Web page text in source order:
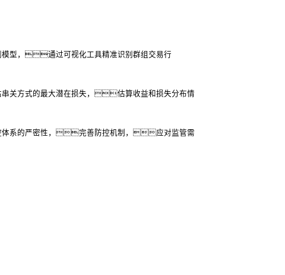
模型，通过可视化工具精准识别群组交易行
关方式的最大潜在损失，估算收益和损失分布情
系的严密性，完善防控机制，应对监管需